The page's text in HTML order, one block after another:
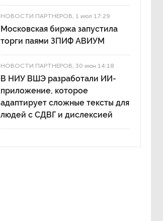
НОВОСТИ ПАРТНЕРОВ, 1 июл 17:29
Московская биржа запустила
торги паями ЗПИФ АВИУМ
НОВОСТИ ПАРТНЕРОВ, 30 июн 14:18
В НИУ ВШЭ разработали ИИ-
приложение, которое
адаптирует сложные тексты для
людей с СДВГ и дислексией